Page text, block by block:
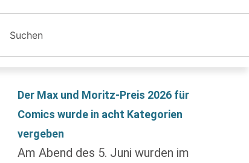
Der Max und Moritz-Preis 2026 für
Comics wurde in acht Kategorien
vergeben
Am Abend des 5. Juni wurden im